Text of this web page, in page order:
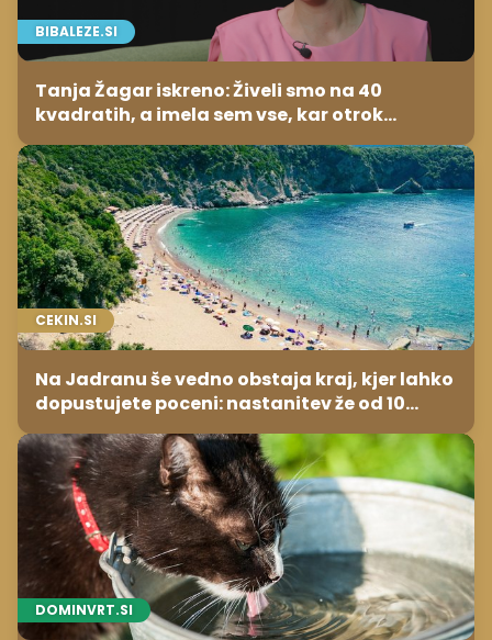
BIBALEZE.SI
Tanja Žagar iskreno: Živeli smo na 40
kvadratih, a imela sem vse, kar otrok
potrebuje
CEKIN.SI
Na Jadranu še vedno obstaja kraj, kjer lahko
dopustujete poceni: nastanitev že od 10
evrov, kosilo za pet evrov
DOMINVRT.SI